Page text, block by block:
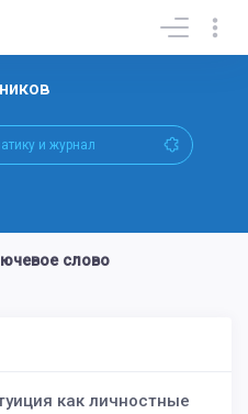
слово
как личностные